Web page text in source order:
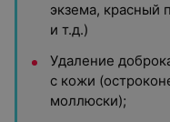
экзема, красный
и т.д.)
Удаление
с кожи
моллюски);